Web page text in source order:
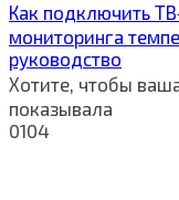
Как подключить
мониторинга
руководство
Хотите, чтобы
показывала
0104